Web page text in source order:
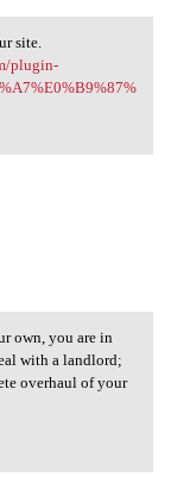
site.
plugin-
of your
own, you are in
with a landlord;
overhaul of your